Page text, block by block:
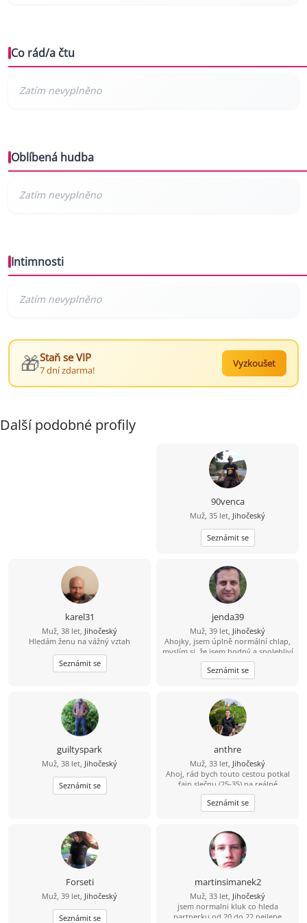
Co rád/a čtu
Oblíbená hudba
Intimnosti
🎁Staň se VIP
7 dní zdarma!
Vyzkoušet
Další podobné profily
90venca
Muž, 35 let, Jihočeský
Seznámit se
karel31
Muž, 38 let, Jihočeský
Hledám ženu na vážný vztah
Seznámit se
jenda39
Muž, 39 let, Jihočeský
Ahojky, jsem úplně normální chlap,
myslím si, že jsem hodný a spolehliví
a že nezkazím žádnou srandu.
Hledám k sobě partnerku na
společnou a pohodovou cestu
překážkou????
Seznámit se
guiltyspark
Muž, 38 let, Jihočeský
Seznámit se
anthre
Muž, 33 let, Jihočeský
Ahoj, rád bych touto cestou potkal
fajn slečnu (25-35) na reálné
seznámení. Že se sice jmenuji Dědek,
ale ve svých 33 letech mám do
starého železa ještě daleko. ????
Trhové Sviny – České Budějovice.
Jsem v tomhle realista a hledám
parťačku z okolí, abychom k sobě
neměli dál, než na jedno rozumné
dojetí autem. Jsem spolehlivý chlap,
co nezkazí žádnou srandu a raději
než davy vyhledává klidnější místa.
Když je čas a počasí, sbalím batoh a
jdu na lehčí výlet do přírody, kde si
Seznámit se
Forseti
Muž, 39 let, Jihočeský
Seznámit se
martinsimanek2
Muž, 33 let, Jihočeský
jsem normalni kluk co hleda
partnerku od 20 do 22 nejlepe